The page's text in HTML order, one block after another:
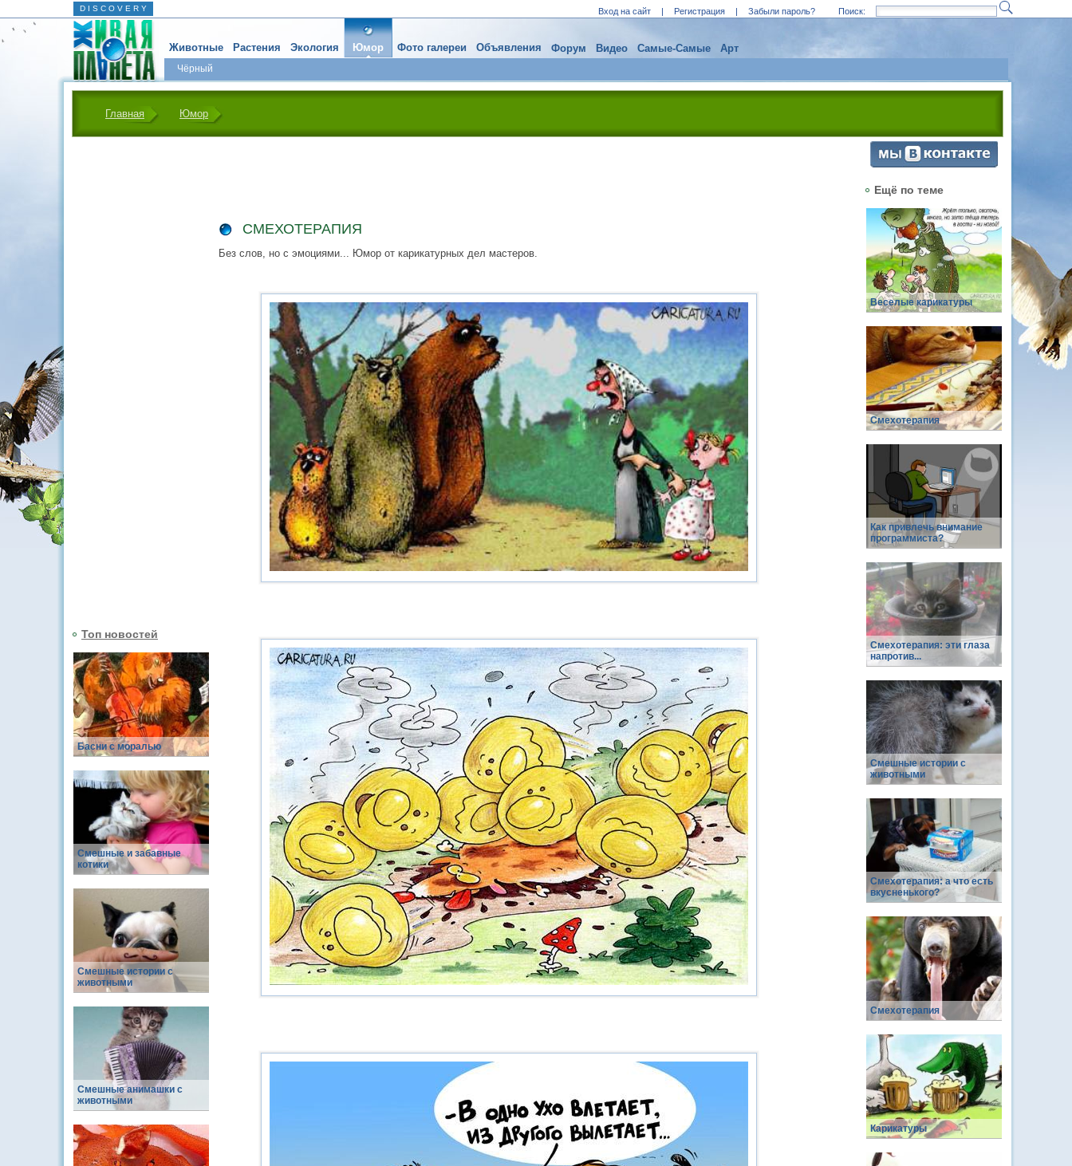
D I S C O V E R Y Вход на сайт | Регистрация | Забыли пароль? Поиск:
Животные Растения Экология Юмор
Чёрный
Фото галереи Объявления Форум Видео Самые-Самые Арт
Главная Юмор
Топ новостей
Басни с моралью
Смешные и забавные
котики
Смешные истории с
животными
Смешные анимашки с
животными
СМЕХОТЕРАПИЯ
Без слов, но с эмоциями... Юмор от карикатурных дел мастеров.
Ещё по теме
Веселые карикатуры
Смехотерапия
Как привлечь внимание
программиста?
Смехотерапия: эти глаза
напротив...
Смешные истории с
животными
Смехотерапия: а что есть
вкусненького?
Смехотерапия
Карикатуры